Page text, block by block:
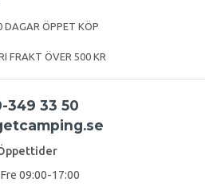
DAGAR ÖPPET KÖP
FRAKT ÖVER 500 KR
349 33 50
09:00-17:00